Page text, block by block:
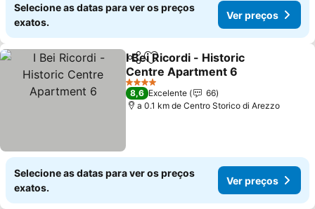
Selecione as datas para ver os preços
exatos.
Ver preços
PartilharAdicionar aos favoritos
I Bei Ricordi - Historic
Centre Apartment 6
4 Estrelas
8,6 Excelente
66
a 0.1 km de Centro Storico di Arezzo
Selecione as datas para ver os preços
exatos.
Ver preços